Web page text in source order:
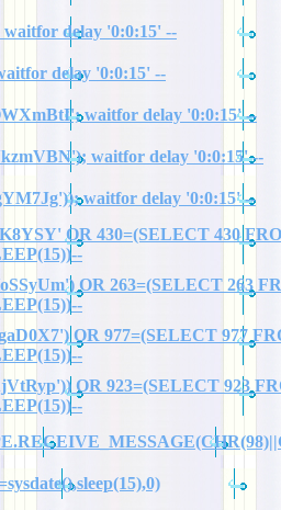
delay '0:0:15' --
delay '0:0:15' --
waitfor delay '0:0:15' --
waitfor delay '0:0:15' --
waitfor delay '0:0:15' --
OR 430=(SELECT 430
OR 263=(SELECT 263
OR 977=(SELECT 977
OR 923=(SELECT 923